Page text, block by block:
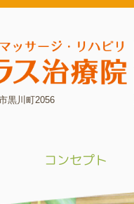
黒川町2056
コンセプト